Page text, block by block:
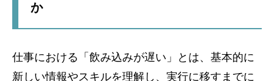
か
仕事における「飲み込みが遅い」とは、基本的に
新しい情報やスキルを理解し、実行に移すまでに